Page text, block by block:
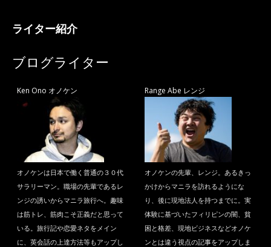
ライター紹介
ブログライター
Ken Ono オノケン
オノケンは日本で働く普通の３０代
サラリーマン。職場の先輩であるレ
ンジの誘いからマニラ旅行へ。趣味
は筋トレ、筋肉こそ正義だと思って
いる。旅行記や恋愛ネタをメイン
に、英会話の上達方法等もアップし
Range Abe レンジ
オノケンの先輩、レンジ。あるきっ
かけからマニラを訪れるようにな
り、後に現地法人を持つまでに。実
体験に基づいたフィリピンの闇、貧
困と格差、現地ビジネスなどオノケ
ンとは違う視点の記事をアップしま